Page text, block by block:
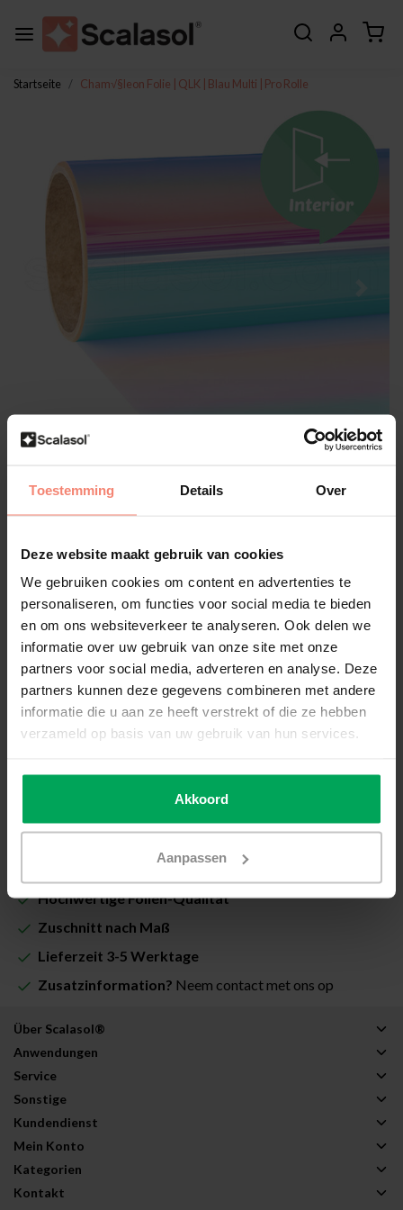
Toestemming Details Over
Deze website maakt gebruik van cookies
We gebruiken cookies om content en advertenties te
personaliseren, om functies voor social media te bieden
en om ons websiteverkeer te analyseren. Ook delen we
informatie over uw gebruik van onze site met onze
partners voor social media, adverteren en analyse. Deze
partners kunnen deze gegevens combineren met andere
informatie die u aan ze heeft verstrekt of die ze hebben
verzameld op basis van uw gebruik van hun services.
Akkoord
Aanpassen
Startseite Cham√§leon Folie | QLK | Blau Multi | Pro Rolle
Zurück Weiter
Scalasol®
Multi | Pro Rolle
Eigene Bewertung erstellen
Farbwechsel pro Blickwinkel
Auffallend dekorativ (Unikat)
Innenmontage
Große: *
In den Warenkorb
Hochwertige Folien-Qualität
Zuschnitt nach Maß
Lieferzeit 3-5 Werktage
Zusatzinformation? Neem contact met ons op
Über Scalasol®
Anwendungen
Service
Sonstige
Kundendienst
Mein Konto
Kategorien
Kontakt